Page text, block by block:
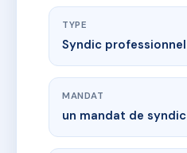
TYPE
Syndic professionnel
MANDAT
un mandat de syndic